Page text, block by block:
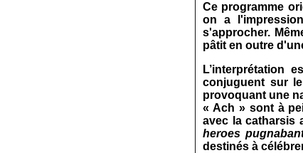
Ce programme
on a
s'approcher.
pâtit en outre
L’interprétation
conjuguent sur le
provoquant une
« Ach » sont à
avec la catharsis
heroes
destinés à